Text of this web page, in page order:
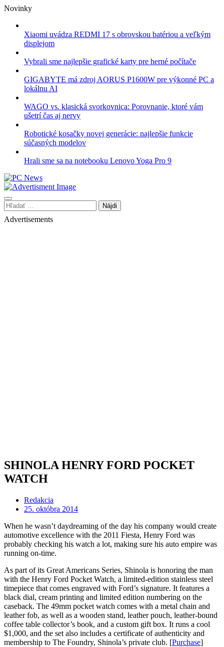
Skip
content
Novinky
Xiaomi uvádza REDMI 17 s obrovskou batériou a veľkým
displejom
Vybrali sme najlepšie grafické karty pre herné počítače
GIGABYTE má zdroj AORUS P1600W pre výkonné PC a
lokálnu AI
WAGO vs. klasická svorkovnica: Porovnanie, ktoré vám
ušetrí čas aj nervy
Robotické kosačky novej generácie: najlepšie funkcie
súčasných modelov
Hrali sme sa na notebooku Lenovo Yoga Pro 9
Hľadať:
Advertisements
SHINOLA HENRY FORD POCKET
WATCH
Redakcia
25. októbra 2014
When he wasn’t daydreaming of the day his company would create
automotive excellence with the 2011 Fiesta, Henry Ford was
probably checking his watch a lot, making sure his auto empire was
running on-time.
As part of its Great Americans Series, Shinola is honoring the man
with the Henry Ford Pocket Watch, a limited-edition stainless steel
timepiece that comes engraved with Ford’s signature. It features a
black dial, cream printing and limited edition numbering on the
caseback. The 49mm pocket watch comes with a metal chain and
leather fob, as well as a wooden stand, leather pouch, leather-bound
coffee table collector’s book, and a custom gift box. It runs a cool
$1,000, and the set also includes a certificate of authenticity and
membership to The Foundry, Shinola’s private club. [Purchase]